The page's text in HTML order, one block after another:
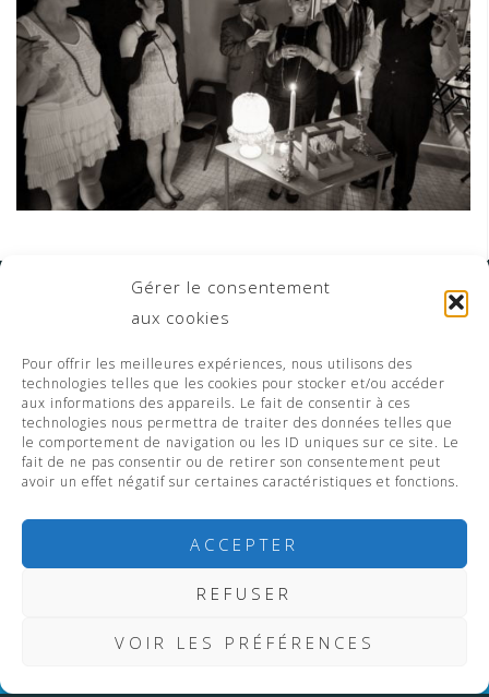
Gérer le consentement
aux cookies
Pour offrir les meilleures expériences, nous utilisons des
technologies telles que les cookies pour stocker et/ou accéder
aux informations des appareils. Le fait de consentir à ces
technologies nous permettra de traiter des données telles que
le comportement de navigation ou les ID uniques sur ce site. Le
fait de ne pas consentir ou de retirer son consentement peut
avoir un effet négatif sur certaines caractéristiques et fonctions.
ACCEPTER
REFUSER
VOIR LES PRÉFÉRENCES
a